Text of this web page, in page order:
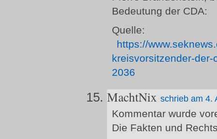
Bedeutung der CDA:
Quelle:
https://
kreisvorsitzender-
2036
MachtNix schrieb am 4.
Kommentar wurde
Die Fakten und